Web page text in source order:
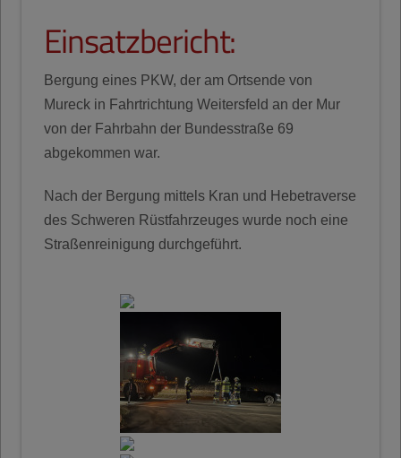
Einsatzbericht:
Bergung eines PKW, der am Ortsende von
Mureck in Fahrtrichtung Weitersfeld an der Mur
von der Fahrbahn der Bundesstraße 69
abgekommen war.
Nach der Bergung mittels Kran und Hebetraverse
des Schweren Rüstfahrzeuges wurde noch eine
Straßenreinigung durchgeführt.